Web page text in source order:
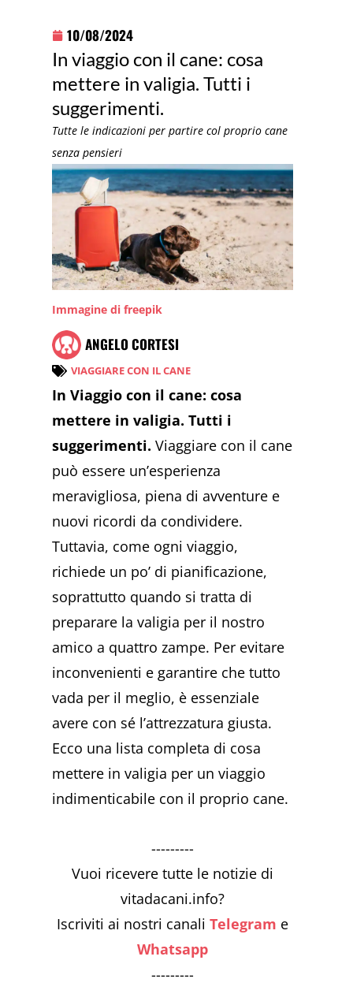
10/08/2024
In viaggio con il cane: cosa
mettere in valigia. Tutti i
suggerimenti.
Tutte le indicazioni per partire col proprio cane
senza pensieri
Immagine di freepik
ANGELO CORTESI
VIAGGIARE CON IL CANE
In Viaggio con il cane: cosa
mettere in valigia. Tutti i
suggerimenti. Viaggiare con il cane
può essere un’esperienza
meravigliosa, piena di avventure e
nuovi ricordi da condividere.
Tuttavia, come ogni viaggio,
richiede un po’ di pianificazione,
soprattutto quando si tratta di
preparare la valigia per il nostro
amico a quattro zampe. Per evitare
inconvenienti e garantire che tutto
vada per il meglio, è essenziale
avere con sé l’attrezzatura giusta.
Ecco una lista completa di cosa
mettere in valigia per un viaggio
indimenticabile con il proprio cane.
---------
Vuoi ricevere tutte le notizie di
vitadacani.info?
Iscriviti ai nostri canaliTelegram e
Whatsapp
---------